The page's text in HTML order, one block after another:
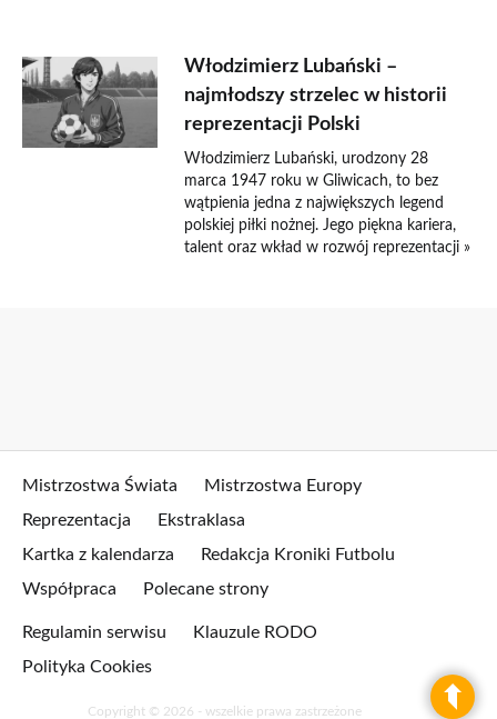
Włodzimierz Lubański –
najmłodszy strzelec w historii
reprezentacji Polski
Włodzimierz Lubański, urodzony 28
marca 1947 roku w Gliwicach, to bez
wątpienia jedna z największych legend
polskiej piłki nożnej. Jego piękna kariera,
talent oraz wkład w rozwój reprezentacji »
Mistrzostwa Świata
Mistrzostwa Europy
Reprezentacja
Ekstraklasa
Kartka z kalendarza
Redakcja Kroniki Futbolu
Współpraca
Polecane strony
Regulamin serwisu
Klauzule RODO
Polityka Cookies
Copyright © 2026 - wszelkie prawa zastrzeżone